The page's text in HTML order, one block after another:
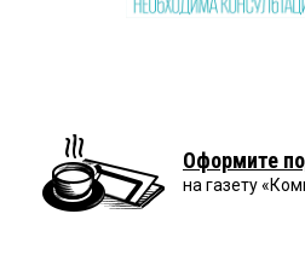
Оформите
на газету